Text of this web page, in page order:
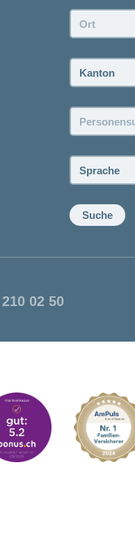
Ort:
Kanton:
Sprache:
Suche
02 50